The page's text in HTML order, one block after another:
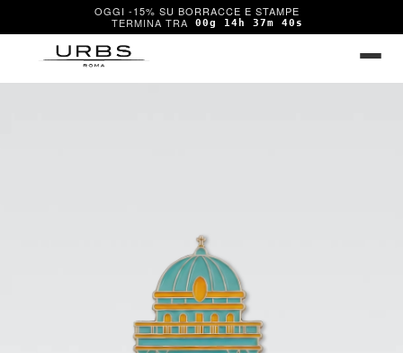
OGGI -15% SU BORRACCE E STAMPE
00g 14h 37m 40s